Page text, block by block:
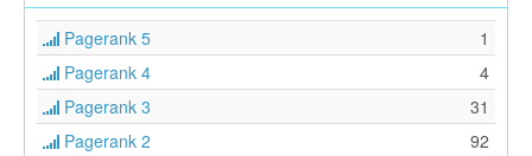
Pagerank 5
1
Pagerank 4
4
Pagerank 3
31
Pagerank 2
92